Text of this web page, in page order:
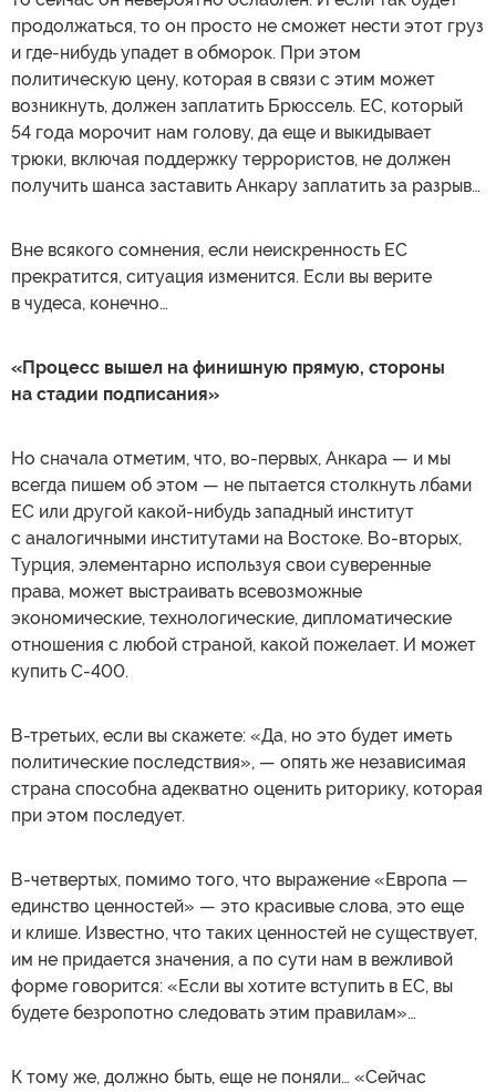
продолжаться, то он просто не сможет нести этот груз
и где-нибудь упадет в обморок. При этом
политическую цену, которая в связи с этим может
возникнуть, должен заплатить Брюссель. ЕС, который
54 года морочит нам голову, да еще и выкидывает
трюки, включая поддержку террористов, не должен
получить шанса заставить Анкару заплатить за разрыв…
Вне всякого сомнения, если неискренность ЕС
прекратится, ситуация изменится. Если вы верите
в чудеса, конечно…
«Процесс вышел на финишную прямую, стороны
на стадии подписания»
Но сначала отметим, что, во-первых, Анкара — и мы
всегда пишем об этом — не пытается столкнуть лбами
ЕС или другой какой-нибудь западный институт
с аналогичными институтами на Востоке. Во-вторых,
Турция, элементарно используя свои суверенные
права, может выстраивать всевозможные
экономические, технологические, дипломатические
отношения с любой страной, какой пожелает. И может
купить С-400.
В-третьих, если вы скажете: «Да, но это будет иметь
политические последствия», — опять же независимая
страна способна адекватно оценить риторику, которая
при этом последует.
В-четвертых, помимо того, что выражение «Европа —
единство ценностей» — это красивые слова, это еще
и клише. Известно, что таких ценностей не существует,
им не придается значения, а по сути нам в вежливой
форме говорится: «Если вы хотите вступить в ЕС, вы
будете безропотно следовать этим правилам»…
К тому же, должно быть, еще не поняли… «Сейчас